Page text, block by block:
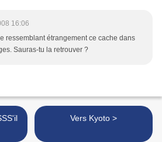
16:06
ressemblant étrangement ce cache dans
Sauras-tu la retrouver ?
Vers Kyoto >